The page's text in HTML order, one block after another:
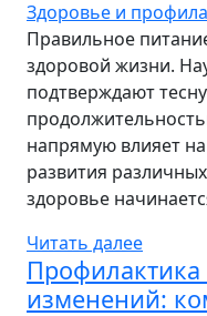
Здоровье и
Правильное
здоровой жизни.
подтверждают
напрямую влияет
развития
здоровье
Читать далее
Профилактика
изменений: